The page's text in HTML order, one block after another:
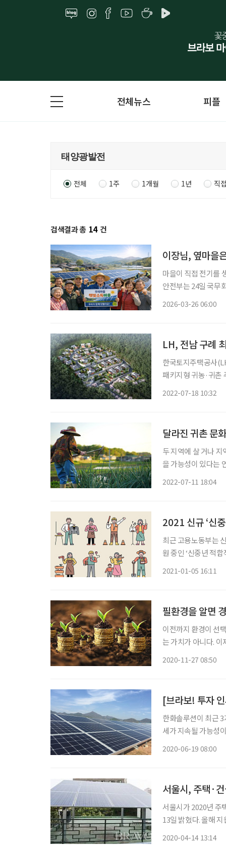
전체뉴스 피플
전체 1주 1개월 1년 직
검색결과 총 14 건
이장님, 옆마을
마을이 직접 전기를
안전부는 24일 국무
2026-03-26 06:00
LH, 전남 구례
한국토지주택공사
패키지형 귀농·귀촌
2022-07-18 10:32
달라진 귀촌 문
두 지역에 살 거나 지
을 가능성이 있다는 연구가 나왔다. 한국농촌경제연
2022-07-11 18:04
2021 신규 ‘신
최근 고용노동부는
원 중인 ‘신중년 적
2021-01-05 16:11
필환경을 알면
이전까지 환경이 선
는 가치가 아니다.
2020-11-27 08:50
[브라보! 투자
한화솔루션이 최근
세가 지속될 가능성
2020-06-19 08:00
서울시, 주택·
서울시가 2020년 주
13일 밝혔다. 올해
2020-04-14 13:14